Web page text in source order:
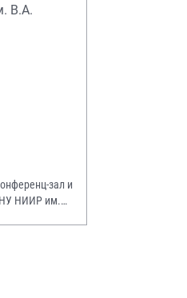
В.А.
зал и
НИИР им.